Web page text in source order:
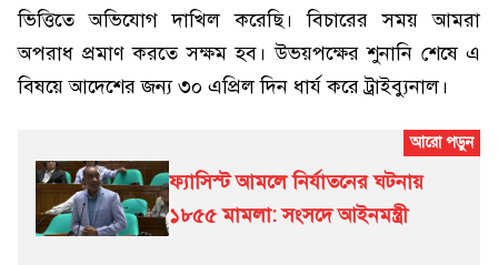
ভিত্তিতে অভিযোগ দাখিল করেছি। বিচারের সময় আমরা
অপরাধ প্রমাণ করতে সক্ষম হব। উভয়পক্ষের শুনানি শেষে এ
বিষয়ে আদেশের জন্য ৩০ এপ্রিল দিন ধার্য করে ট্রাইব্যুনাল।
ফ্যাসিস্ট আমলে নির্যাতনের ঘটনায়
১৮৫৫ মামলা: সংসদে আইনমন্ত্রী